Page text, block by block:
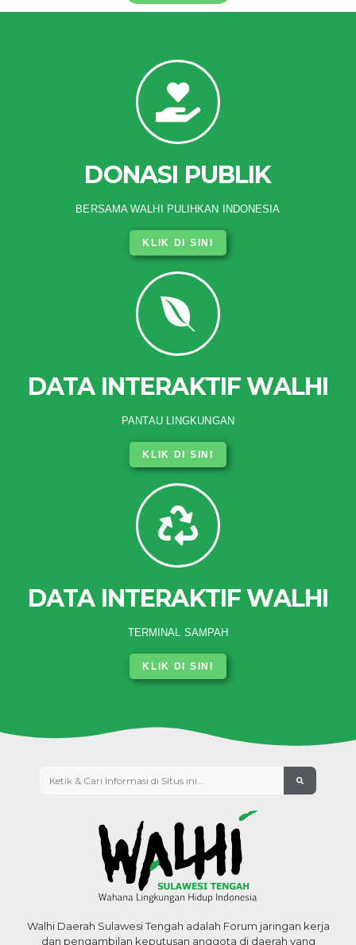
DONASI PUBLIK
BERSAMA WALHI PULIHKAN INDONESIA
KLIK DI SINI
DATA INTERAKTIF WALHI
PANTAU LINGKUNGAN
KLIK DI SINI
DATA INTERAKTIF WALHI
TERMINAL SAMPAH
KLIK DI SINI
Walhi Daerah Sulawesi Tengah adalah Forum jaringan kerja
dan pengambilan keputusan anggota di daerah yang